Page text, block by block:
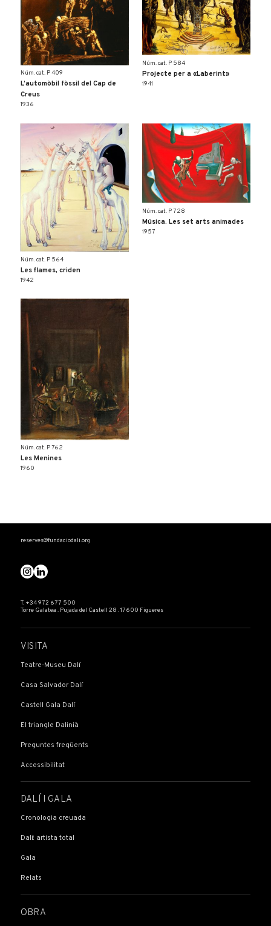
Núm. cat. P 409
L’automòbil fòssil del Cap de
Creus
1936
Núm. cat. P 584
Projecte per a «Laberint»
1941
Núm. cat. P 564
Les flames, criden
1942
Núm. cat. P 728
Música. Les set arts animades
1957
Núm. cat. P 762
Les Menines
1960
reserves@fundaciodali.org
T. +34 972 677 500
Torre Galatea . Pujada del Castell 28 . 17600 Figueres
VISITA
Teatre-Museu Dalí
Casa Salvador Dalí
Castell Gala Dalí
El triangle Dalinià
Preguntes freqüents
Accessibilitat
DALÍ I GALA
Cronologia creuada
Dalí: artista total
Gala
Relats
OBRA